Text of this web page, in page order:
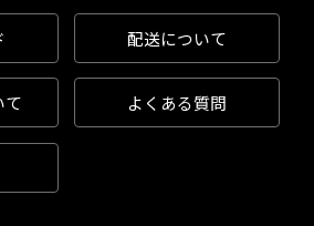
配送について
て よくある質問